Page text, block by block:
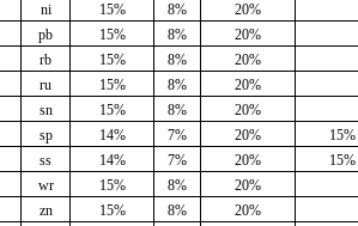
ni 15% 8%
20%
pb 15% 8%
20%
rb 15% 8%
20%
ru 15% 8%
20%
sn 15% 8%
20%
sp 14% 7% 20%
15%
ss 14% 7% 20%
15%
wr 15% 8%
20%
zn 15% 8% 20%